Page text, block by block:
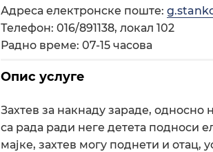
Адреса електронске поште:
Телефон: 016/891138, локал 102
Радно време: 07-15 часова
Опис услуге
Захтев за накнаду зараде, односно
са рада ради неге детета подноси
мајке, захтев могу поднети и отац,